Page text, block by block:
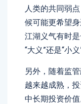
人类的共同弱
候可能更希望
江湖义气有时
“大义”还是“小
另外，随着监
越来越成熟，
中长期投资价